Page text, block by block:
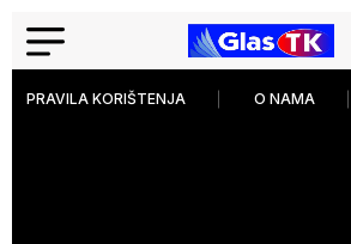
PRAVILA KORIŠTENJA O NAMA